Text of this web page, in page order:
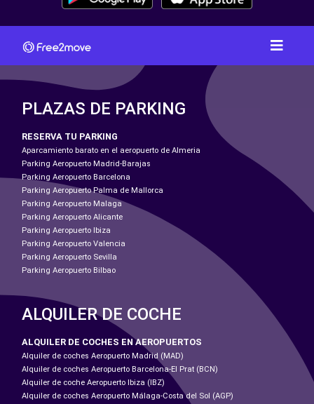
PLAZAS DE PARKING
RESERVA TU PARKING
Aparcamiento barato en el aeropuerto de Almeria
Parking Aeropuerto Madrid-Barajas
Parking Aeropuerto Barcelona
Parking Aeropuerto Palma de Mallorca
Parking Aeropuerto Malaga
Parking Aeropuerto Alicante
Parking Aeropuerto Ibiza
Parking Aeropuerto Valencia
Parking Aeropuerto Sevilla
Parking Aeropuerto Bilbao
ALQUILER DE COCHE
ALQUILER DE COCHES EN AEROPUERTOS
Alquiler de coches Aeropuerto Madrid (MAD)
Alquiler de coches Aeropuerto Barcelona-El Prat (BCN)
Alquiler de coche Aeropuerto Ibiza (IBZ)
Alquiler de coches Aeropuerto Málaga-Costa del Sol (AGP)